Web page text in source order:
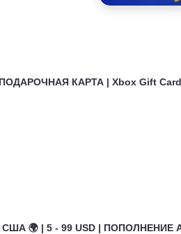
КАРТА | Xbox Gift
США 🌍 | 5 - 99 USD | ПОПОЛНЕНИЕ